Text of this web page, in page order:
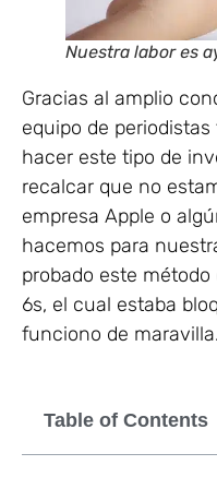
Nuestra labor es
Gracias al amplio
equipo de
hacer este tipo de
recalcar que no
empresa Apple o
hacemos para
probado este
6s, el cual estaba
funciono de maravilla.
Table of Contents